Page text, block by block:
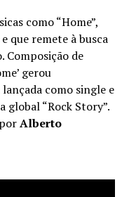
como “Home”,
que remete à busca
Composição de
gerou
como single e
“Rock Story”.
Alberto